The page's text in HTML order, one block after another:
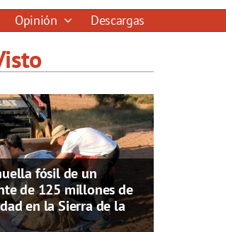
Opinión Descargas
fósil de un
de 125 millones de
en la Sierra de la